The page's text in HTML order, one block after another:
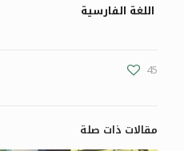
اللغة الفارسية
45
مقالات ذات صلة